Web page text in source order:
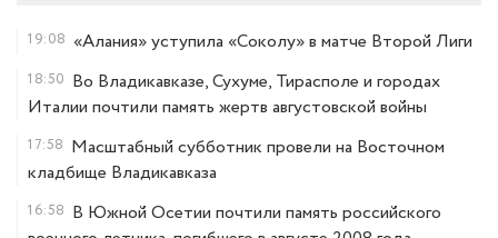
19:08 «Алания» уступила «Соколу» в матче Второй Лиги
18:50 Во Владикавказе, Сухуме, Тирасполе и городах
Италии почтили память жертв августовской войны
17:58 Масштабный субботник провели на Восточном
кладбище Владикавказа
16:58 В Южной Осетии почтили память российского